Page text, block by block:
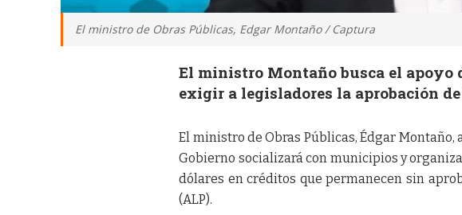
El ministro de Obras Públicas, Edgar Montaño / Captura
El ministro Montaño busca el
exigir a legisladores la aprobación
El ministro de Obras Públicas, Édgar
Gobierno socializará con municipios y
dólares en créditos que permanecen sin
(ALP).